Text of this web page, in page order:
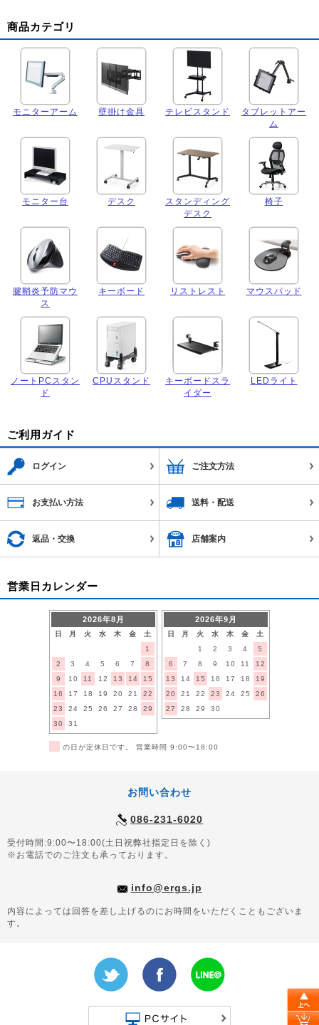
商品カテゴリ
モニターアーム 壁掛け金具 テレビスタンド
タブレットアー
ム
モニター台 デスク
スタンディング
デスク
椅子
腱鞘炎予防マウ
ス
キーボード リストレスト マウスパッド
ノートPCスタン
ド
CPUスタンド
キーボードスラ
イダー
LEDライト
ご利用ガイド
ログイン ご注文方法
お支払い方法 送料・配送
返品・交換 店舗案内
営業日カレンダー
2026年8月
日 月 火 水 木 金
土
1
2
3 4 5 6 7
8
9
10 11 12 13 14
15
16
17 18 19 20 21
22
23
24 25 26 27 28
29
30
31
2026年9月
日 月 火 水 木 金
土
1
2 3 4
5
6
7 8 9 10 11
12
13
14 15 16 17 18
19
20
21 22 23 24 25
26
27
28 29 30
の日が定休日です。 営業時間 9:00〜18:00
お問い合わせ
086-231-6020
受付時間:9:00〜18:00(土日祝弊社指定日を除く)
※お電話でのご注文も承っております。
info@ergs.jp
内容によっては回答を差し上げるのにお時間をいただくこともございま
す。